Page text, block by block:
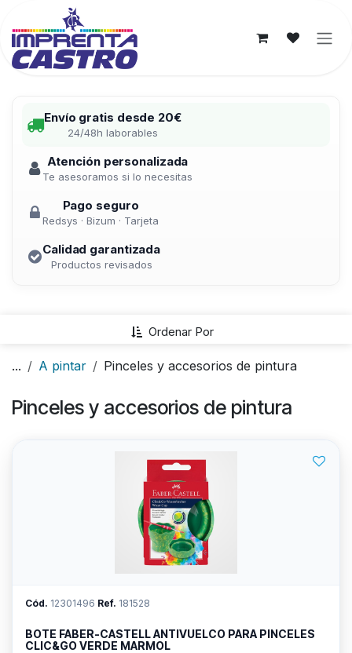
Ir al contenido
Envío gratis desde 20€
24/48h laborables
Atención personalizada
Te asesoramos si lo necesitas
Pago seguro
Redsys · Bizum · Tarjeta
Calidad garantizada
Productos revisados
Ordenar Por
... A pintar Pinceles y accesorios de pintura
Pinceles y accesorios de pintura
Cód. 12301496 Ref. 181528
BOTE FABER-CASTELL ANTIVUELCO PARA PINCELES
CLIC&GO VERDE MARMOL